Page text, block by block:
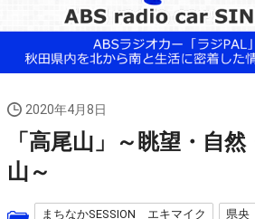
2020年4月8日
「高尾山」～眺望・自
山～
まちなかSESSION エキマイク 県央